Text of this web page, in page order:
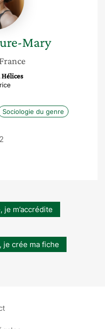
Mary
Sociologie du genre
2
m’accrédite
je crée ma fiche